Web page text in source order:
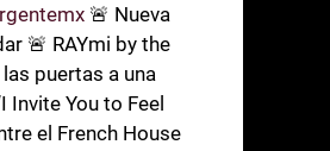
🚨 Nueva
🚨 RAYmi by the
puertas a una
Invite You to Feel
el French House